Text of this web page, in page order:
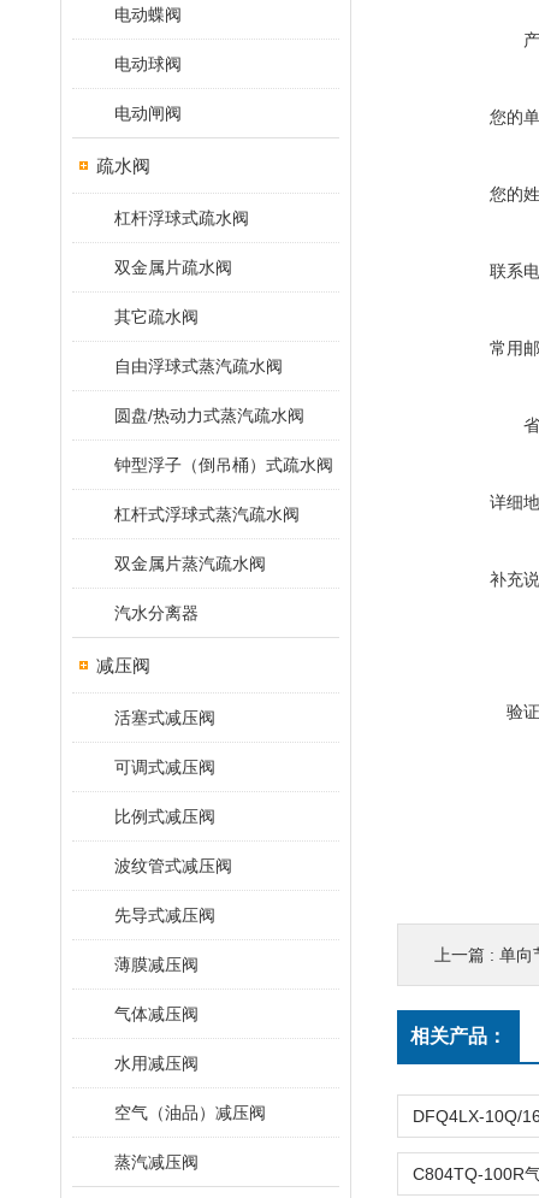
电动蝶阀
电动球阀
电动闸阀
疏水阀
杠杆浮球式疏水阀
双金属片疏水阀
其它疏水阀
自由浮球式蒸汽疏水阀
圆盘/热动力式蒸汽疏水阀
钟型浮子（倒吊桶）式疏水阀
杠杆式浮球式蒸汽疏水阀
双金属片蒸汽疏水阀
汽水分离器
减压阀
活塞式减压阀
可调式减压阀
比例式减压阀
波纹管式减压阀
先导式减压阀
薄膜减压阀
气体减压阀
水用减压阀
空气（油品）减压阀
蒸汽减压阀
您的
您的
联系
常用
详细
补充
验
上一篇 : 单向
相关产品：